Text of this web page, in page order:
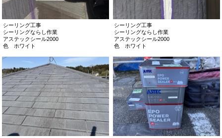
シーリング工事
シーリングならし作業
アステックシール2000
色 ホワイト
シーリング工事
シーリングならし作業
アステックシール2000
色 ホワイト